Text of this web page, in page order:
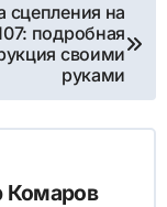
сцепления на
подробная
своими
руками
Комаров